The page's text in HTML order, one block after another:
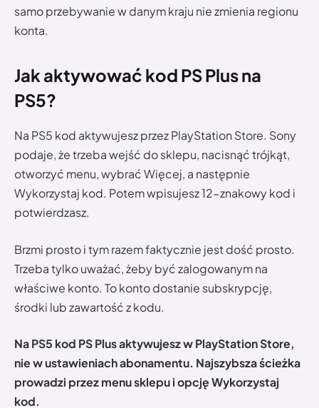
samo przebywanie w danym kraju nie zmienia regionu
konta.
Jak aktywować kod PS Plus na
PS5?
Na PS5 kod aktywujesz przez PlayStation Store. Sony
podaje, że trzeba wejść do sklepu, nacisnąć trójkąt,
otworzyć menu, wybrać Więcej, a następnie
Wykorzystaj kod. Potem wpisujesz 12-znakowy kod i
potwierdzasz.
Brzmi prosto i tym razem faktycznie jest dość prosto.
Trzeba tylko uważać, żeby być zalogowanym na
właściwe konto. To konto dostanie subskrypcję,
środki lub zawartość z kodu.
Na PS5 kod PS Plus aktywujesz w PlayStation Store,
nie w ustawieniach abonamentu. Najszybsza ścieżka
prowadzi przez menu sklepu i opcję Wykorzystaj
kod.